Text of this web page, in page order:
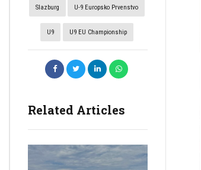
Slazburg U-9 Europsko Prvenstvo
U9 U9 EU Championship
Related Articles